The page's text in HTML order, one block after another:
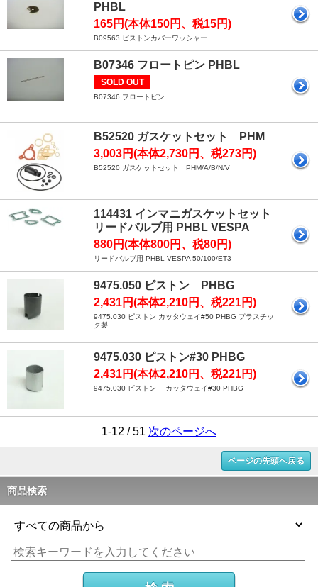
PHBL
165円(本体150円、税15円)
B09563 ピストンカバーワッシャー
B07346 フロートピン PHBL
SOLD OUT
B07346 フロートピン
B52520 ガスケットセット PHM
3,003円(本体2,730円、税273円)
B52520 ガスケットセット PHM/​A/​B/​N/​V
114431 インマニガスケットセット
リードバルブ用 PHBL VESPA
880円(本体800円、税80円)
リードバルブ用 PHBL VESPA 50/100/ET3
9475.050 ピストン PHBG
2,431円(本体2,210円、税221円)
9475.030 ピストン カッタウェイ#50 PHBG プラスチッ
ク製
9475.030 ピストン#30 PHBG
2,431円(本体2,210円、税221円)
9475.030 ピストン カッタウェイ#30 PHBG
1-12 / 51 次のページへ
ページの先頭へ戻る
商品検索